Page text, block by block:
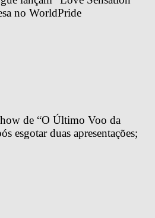
no WorldPride
de “O Último Voo da
esgotar duas apresentações;